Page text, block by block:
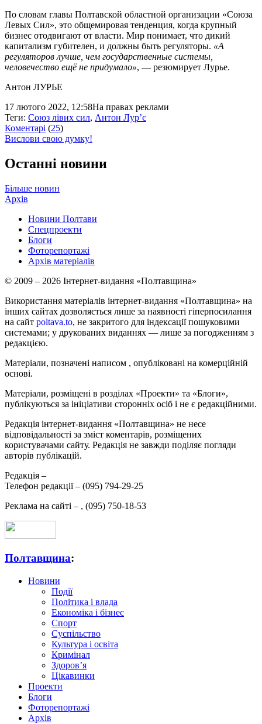
По словам главы Полтавской областной организации «Союза
Левых Сил», это общемировая тенденция, когда крупный
бизнес отодвигают от власти. Мир понимает, что дикий
капитализм губителен, и должны быть регуляторы. «А
регуляторов лучше, чем государственные системы,
человечество ещё не придумало», — резюмирует Лурье.
Антон ЛУРЬЕ
17 лютого 2022, 12:58На правах реклами
Теги: Союз лівих сил, Антон Лур’є
Коментарі (25)
Вислови свою думку!
Останні новини
Більше новин
Архів
Новини Полтави
Спецпроекти
Блоги
Фоторепортажі
Архів матеріалів
© 2009 – 2026 Інтернет-видання «Полтавщина»
Використання матеріалів інтернет-видання «Полтавщина» на
інших сайтах дозволяється лише за наявності гіперпосилання
на сайт poltava.to, не закритого для індексації пошуковими
системами; у друкованих виданнях — лише за погодженням з
редакцією.
Матеріали, позначені написом , опубліковані на комерційній
основі.
Матеріали, розміщені в розділах «Проекти» та «Блоги»,
публікуються за ініціативи сторонніх осіб і не є редакційними.
Редакція інтернет-видання «Полтавщина» не несе
відповідальності за зміст коментарів, розміщених
користувачами сайту. Редакція не завжди поділяє погляди
авторів публікацій.
Редакція –
Телефон редакції – (095) 794-29-25
Реклама на сайті – , (095) 750-18-53
Полтавщина:
Новини
Події
Політика і влада
Економіка і бізнес
Спорт
Суспільство
Культура і освіта
Кримінал
Здоров’я
Цікавинки
Проекти
Блоги
Фоторепортажі
Архів